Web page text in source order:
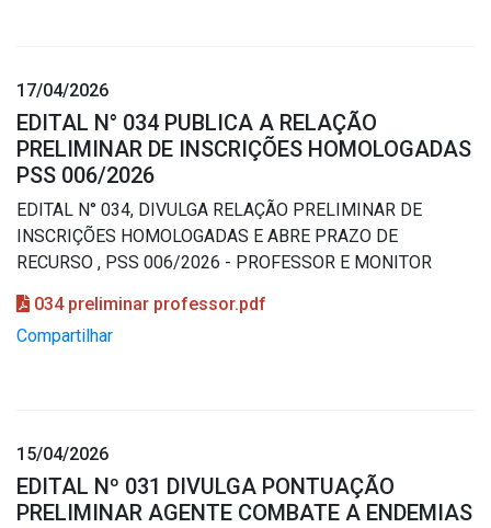
17/04/2026
EDITAL N° 034 PUBLICA A RELAÇÃO
PRELIMINAR DE INSCRIÇÕES HOMOLOGADAS
PSS 006/2026
EDITAL N° 034, DIVULGA RELAÇÃO PRELIMINAR DE
INSCRIÇÕES HOMOLOGADAS E ABRE PRAZO DE
RECURSO , PSS 006/2026 - PROFESSOR E MONITOR
034 preliminar professor.pdf
Compartilhar
15/04/2026
EDITAL Nº 031 DIVULGA PONTUAÇÃO
PRELIMINAR AGENTE COMBATE A ENDEMIAS